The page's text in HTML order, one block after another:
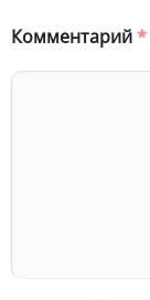
Комментарий*